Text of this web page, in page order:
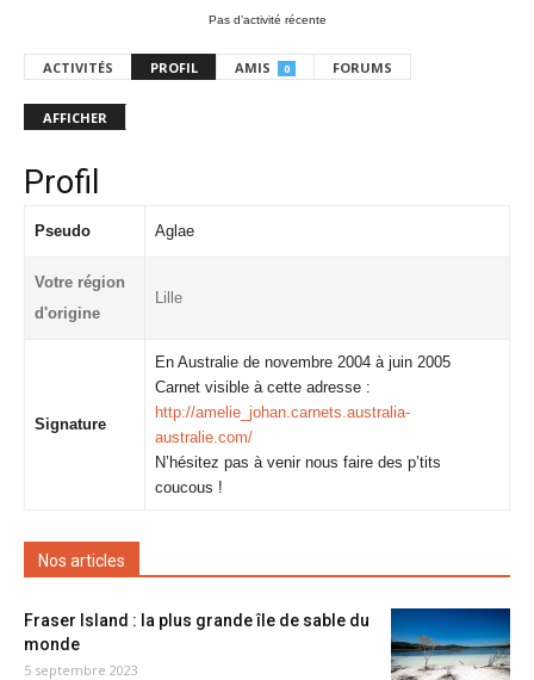
Pas d’activité récente
ACTIVITÉS PROFIL AMIS 0 FORUMS
AFFICHER
Profil
Pseudo Aglae
Votre région
d'origine
Lille
Signature
En Australie de novembre 2004 à juin 2005
Carnet visible à cette adresse :
http://amelie_johan.carnets.australia-
australie.com/
N’hésitez pas à venir nous faire des p’tits
coucous !
Nos articles
Fraser Island : la plus grande île de sable du
monde
5 septembre 2023